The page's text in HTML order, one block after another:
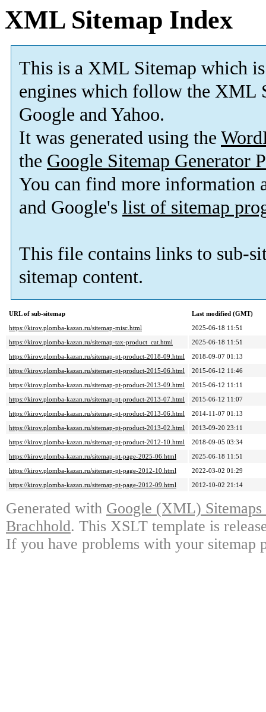
XML Sitemap Index
This is a XML Sitemap which is
engines which follow the XML
Google and Yahoo.
It was generated using the
the Google Sitemap Generator
You can find more information
and Google's list of sitemap
This file contains links to sub-
sitemap content.
URL of sub-sitemap
Last modified (GMT)
https://kirov.plomba-kazan.ru/sitemap-misc.html
2025-06-18 11:51
https://kirov.plomba-kazan.ru/sitemap-tax-product_cat.html
2025-06-18 11:51
https://kirov.plomba-kazan.ru/sitemap-pt-product-2018-09.html
2018-09-07 01:13
https://kirov.plomba-kazan.ru/sitemap-pt-product-2015-06.html
2015-06-12 11:46
https://kirov.plomba-kazan.ru/sitemap-pt-product-2013-09.html
2015-06-12 11:11
https://kirov.plomba-kazan.ru/sitemap-pt-product-2013-07.html
2015-06-12 11:07
https://kirov.plomba-kazan.ru/sitemap-pt-product-2013-06.html
2014-11-07 01:13
https://kirov.plomba-kazan.ru/sitemap-pt-product-2013-02.html
2013-09-20 23:11
https://kirov.plomba-kazan.ru/sitemap-pt-product-2012-10.html
2018-09-05 03:34
https://kirov.plomba-kazan.ru/sitemap-pt-page-2025-06.html
2025-06-18 11:51
https://kirov.plomba-kazan.ru/sitemap-pt-page-2012-10.html
2022-03-02 01:29
https://kirov.plomba-kazan.ru/sitemap-pt-page-2012-09.html
2012-10-02 21:14
Generated with Google (XML)
Brachhold. This XSLT template is
If you have problems with your sitemap